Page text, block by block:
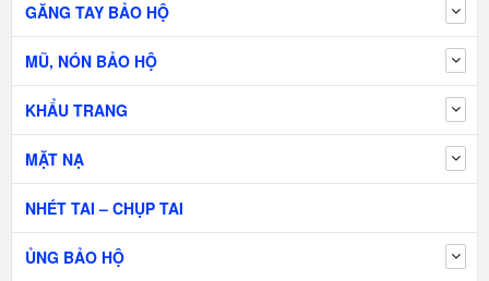
GĂNG TAY BẢO HỘ
MŨ, NÓN BẢO HỘ
KHẨU TRANG
MẶT NẠ
NHÉT TAI – CHỤP TAI
ỦNG BẢO HỘ